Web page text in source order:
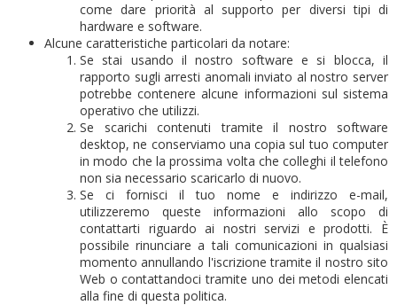
come dare priorità al supporto per diversi tipi di
hardware e software.
Alcune caratteristiche particolari da notare:
Se stai usando il nostro software e si blocca, il
rapporto sugli arresti anomali inviato al nostro server
potrebbe contenere alcune informazioni sul sistema
operativo che utilizzi.
Se scarichi contenuti tramite il nostro software
desktop, ne conserviamo una copia sul tuo computer
in modo che la prossima volta che colleghi il telefono
non sia necessario scaricarlo di nuovo.
Se ci fornisci il tuo nome e indirizzo e-mail,
utilizzeremo queste informazioni allo scopo di
contattarti riguardo ai nostri servizi e prodotti.
È
possibile rinunciare a tali comunicazioni in qualsiasi
momento annullando l'iscrizione tramite il nostro sito
Web o contattandoci tramite uno dei metodi elencati
alla fine di questa politica.